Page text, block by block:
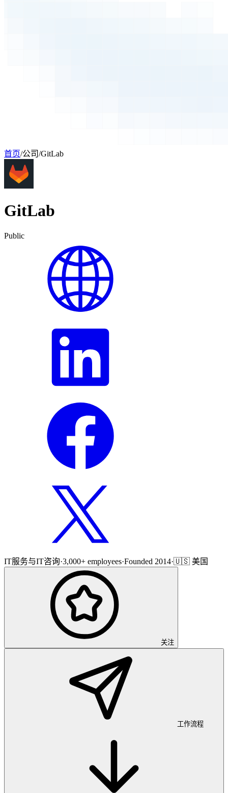
首页/公司/GitLab
GitLab
Public
IT服务与IT咨询·3,000+ employees·Founded 2014·🇺🇸 美国
关注
工作流程